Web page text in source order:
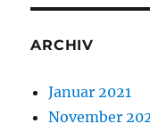
ARCHIV
Januar 2021
November